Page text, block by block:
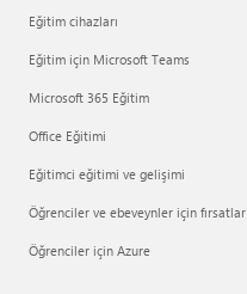
Eğitim cihazları
Eğitim için Microsoft Teams
Microsoft 365 Eğitim
Office Eğitimi
Eğitimci eğitimi ve gelişimi
Öğrenciler ve ebeveynler için fırsatlar
Öğrenciler için Azure